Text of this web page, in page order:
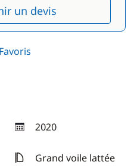
un devis
Favoris
2020
année
Grand voile lattée